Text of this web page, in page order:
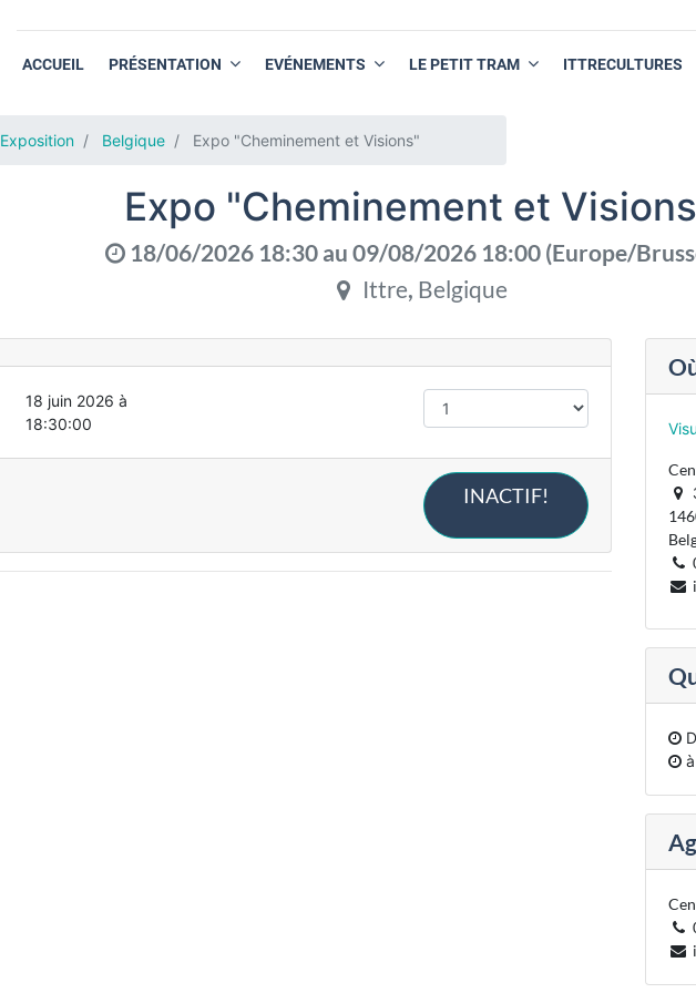
ACCUEIL PRÉSENTATION EVÉNEMENTS LE PETIT TRAM ITTRECULTURES
Exposition Belgique Expo "Cheminement et Visions"
Expo "Cheminement et
18/06/2026 18:30 au 09/08/2026 18:00 (Europe/
Ittre, Belgique
18 juin 2026 à
18:30:00
INACTIF!
à